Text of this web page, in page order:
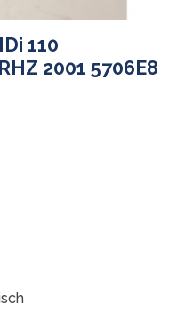
110
2001 5706E8